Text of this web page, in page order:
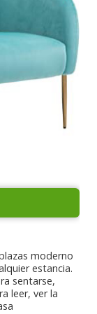
moderno
estancia.
sentarse,
leer, ver la